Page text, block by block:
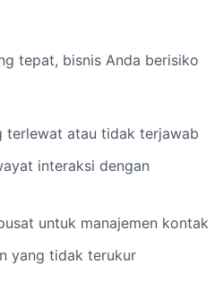
tepat, bisnis Anda berisiko
terlewat atau tidak terjawab
interaksi dengan
untuk manajemen kontak
yang tidak terukur